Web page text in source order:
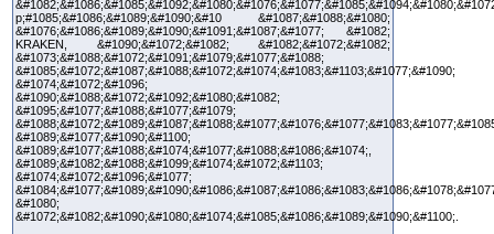
p;#1085;&#1086;&#1089;&#1090;&#10 &#1087;&#1088;&#1080;
&#1076;&#1086;&#1089;&#1090;&#1091;&#1087;&#1077; &#1082;
KRAKEN, &#1090;&#1072;&#1082; &#1082;&#1072;&#1082;
&#1073;&#1088;&#1072;&#1091;&#1079;&#1077;&#1088;
&#1085;&#1072;&#1087;&#1088;&#1072;&#1074;&#1083;&#1103;&#1077;&#1090;
&#1074;&#1072;&#1096;
&#1090;&#1088;&#1072;&#1092;&#1080;&#1082;
&#1095;&#1077;&#1088;&#1077;&#1079;
&#1089;&#1077;&#1090;&#1100;
&#1089;&#1077;&#1088;&#1074;&#1077;&#1088;&#1086;&#1074;,
&#1089;&#1082;&#1088;&#1099;&#1074;&#1072;&#1103;
&#1074;&#1072;&#1096;&#1077;
&#1080;
&#1072;&#1082;&#1090;&#1080;&#1074;&#1085;&#1086;&#1089;&#1090;&#1100;.